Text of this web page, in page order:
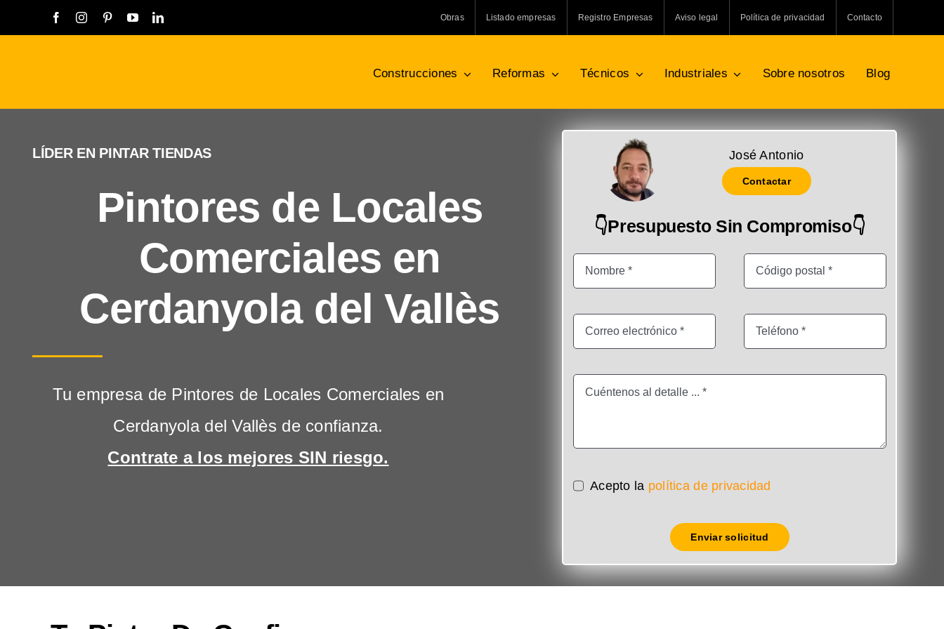
al
Obras Listado empresas Registro Empresas Aviso legal Política de privacidad Contacto
Construcciones Reformas Técnicos Industriales Sobre nosotros Blog
LÍDER EN PINTAR TIENDAS
Pintores de Locales
Comerciales en
Cerdanyola del Vallès
Tu empresa de Pintores de Locales Comerciales en
Cerdanyola del Vallès de confianza.
Contrate a los mejores SIN riesgo.
José Antonio
Contactar
👇Presupuesto Sin Compromiso👇
Acepto la política de privacidad
Enviar solicitud